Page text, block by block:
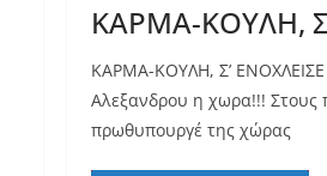
ΚΑΡΜΑ-ΚΟΥΛΗ,
ΚΑΡΜΑ-ΚΟΥΛΗ, Σ’
Αλεξανδρου η χωρα!!! Στους
πρωθυπουργέ της χώρας